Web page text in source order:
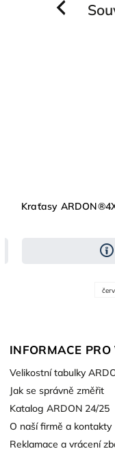
Previous
Kraťasy
INFORMACE PRO
Velikostní tabulky
Jak se správně změřit
Katalog ARDON 24/25
O naší firmě a kontakty
Reklamace a vrácení